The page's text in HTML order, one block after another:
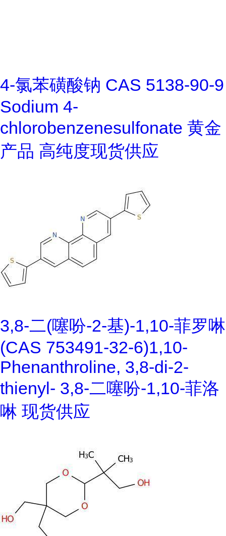
4-氯苯磺酸钠 CAS 5138-90-9
Sodium 4-
chlorobenzenesulfonate 黄金
产品 高纯度现货供应
3,8-二(噻吩-2-基)-1,10-菲罗啉
(CAS 753491-32-6)1,10-
Phenanthroline, 3,8-di-2-
thienyl- 3,8-二噻吩-1,10-菲洛
啉 现货供应